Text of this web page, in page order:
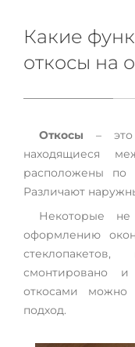
Какие
откосы на
Откосы – это
находящиеся
расположены по
Различают
Некоторые
оформлению
смонтировано
откосами можно
подход.